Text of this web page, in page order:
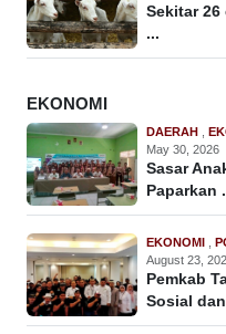
Sekitar
...
EKONOMI
DAERAH
May 30, 2026
Sasar
Paparkan
EKONOMI
August 23,
Pemkab
Sosial